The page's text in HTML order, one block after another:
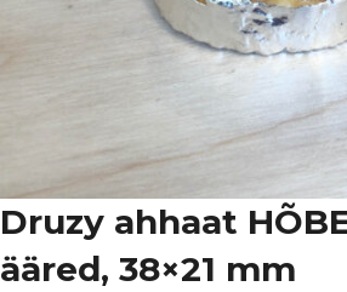
Druzy ahhaat
ääred, 38×21 mm